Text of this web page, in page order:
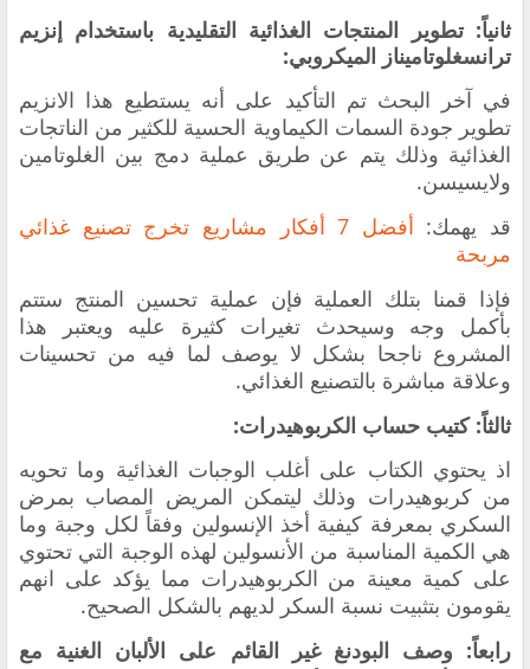
ثانياً: تطوير المنتجات الغذائية التقليدية باستخدام إنزيم
ترانسغلوتاميناز الميكروبي:
في آخر البحث تم التأكيد على أنه يستطيع هذا الانزيم
تطوير جودة السمات الكيماوية الحسية للكثير من الناتجات
الغذائية وذلك يتم عن طريق عملية دمج بين الغلوتامين
ولايسيسن.
قد يهمك:
أفضل 7 أفكار مشاريع تخرج تصنيع غذائي
مربحة
فإذا قمنا بتلك العملية فإن عملية تحسين المنتج ستتم
بأكمل وجه وسيحدث تغيرات كثيرة عليه ويعتبر هذا
المشروع ناجحا بشكل لا يوصف لما فيه من تحسينات
وعلاقة مباشرة بالتصنيع الغذائي.
ثالثاً: كتيب حساب الكربوهيدرات:
اذ يحتوي الكتاب على أغلب الوجبات الغذائية وما تحويه
من كربوهيدرات وذلك ليتمكن المريض المصاب بمرض
السكري بمعرفة كيفية أخذ الإنسولين وفقاً لكل وجبة وما
هي الكمية المناسبة من الأنسولين لهذه الوجبة التي تحتوي
على كمية معينة من الكربوهيدرات مما يؤكد على انهم
يقومون بتثبيت نسبة السكر لديهم بالشكل الصحيح.
رابعاً: وصف البودنغ غير القائم على الألبان الغنية مع